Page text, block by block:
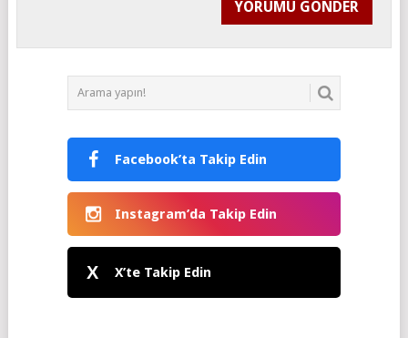
Facebook’ta Takip Edin
Instagram’da Takip Edin
X X’te Takip Edin